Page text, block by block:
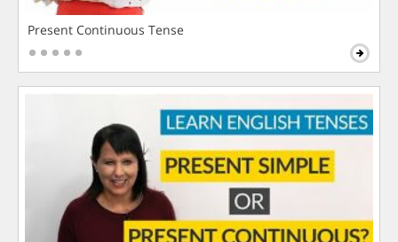
Present Continuous Tense